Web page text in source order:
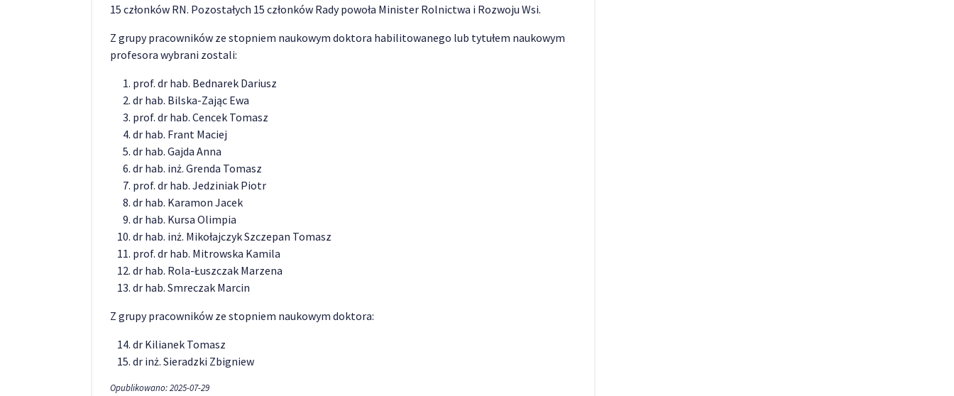
15 członków RN. Pozostałych 15 członków Rady powoła Minister Rolnictwa i Rozwoju Wsi.
Z grupy pracowników ze stopniem naukowym doktora habilitowanego lub tytułem naukowym
profesora wybrani zostali:
prof. dr hab. Bednarek Dariusz
dr hab. Bilska-Zając Ewa
prof. dr hab. Cencek Tomasz
dr hab. Frant Maciej
dr hab. Gajda Anna
dr hab. inż. Grenda Tomasz
prof. dr hab. Jedziniak Piotr
dr hab. Karamon Jacek
dr hab. Kursa Olimpia
dr hab. inż. Mikołajczyk Szczepan Tomasz
prof. dr hab. Mitrowska Kamila
dr hab. Rola-Łuszczak Marzena
dr hab. Smreczak Marcin
Z grupy pracowników ze stopniem naukowym doktora:
dr Kilianek Tomasz
dr inż. Sieradzki Zbigniew
Opublikowano: 2025-07-29